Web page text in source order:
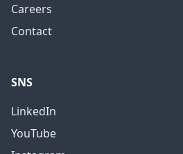
Careers
Contact
SNS
LinkedIn
YouTube